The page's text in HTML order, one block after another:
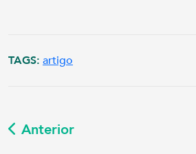
TAGS: artigo
Anterior